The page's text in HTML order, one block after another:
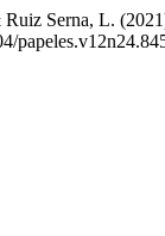
Serna, L.